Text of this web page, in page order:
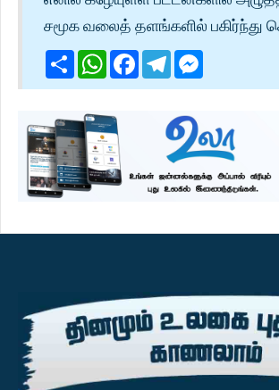
சமூக வலைத் தளங்களில்
ShareWhatsApp
Facebook
Telegram